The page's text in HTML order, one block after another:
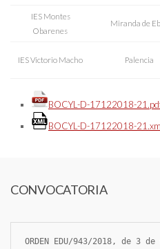
IES Montes
Obarenes
Miranda de
IES Victorio Macho Palencia
BOCYL-D-17122018-
BOCYL-D-17122018-
CONVOCATORIA
ORDEN EDU/943/2018, de 3